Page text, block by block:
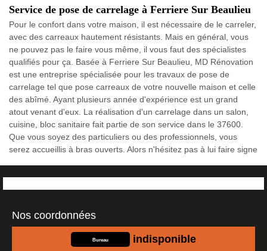
Service de pose de carrelage à Ferriere Sur Beaulieu
Pour le confort dans votre maison, il est nécessaire de le carreler,
avec des carreaux hautement résistants. Mais en général, vous
ne pouvez pas le faire vous même, il vous faut des spécialistes
qualifiés pour ça. Basée à Ferriere Sur Beaulieu, MD Rénovation
est une entreprise spécialisée pour les travaux de pose de
carrelage tel que pose carreaux de votre nouvelle maison et celle
des abîmé. Ayant plusieurs année d'expérience est un grand
atout venant d'eux. La réalisation d'un carrelage dans un salon,
cuisine, bloc sanitaire fait partie de son service dans le 37600.
Que vous soyez des particuliers ou des professionnels, vous
serez accueillis à bras ouverts. Alors n'hésitez pas à lui faire signe
Nos coordonnées
Bureau indisponible